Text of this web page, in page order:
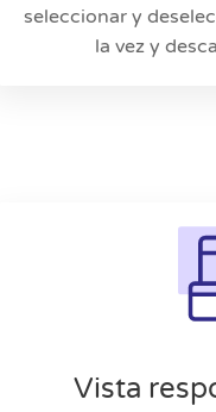
seleccionar y
la vez y
Vista